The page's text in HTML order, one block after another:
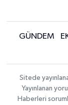
GÜNDEM
Sitede
Yayınlanan
Haberleri